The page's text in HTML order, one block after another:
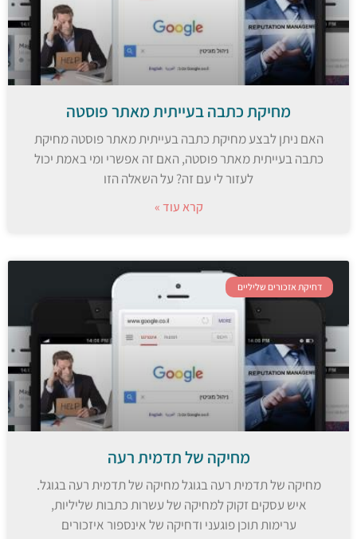
מחיקת כתבה בעייתית מאתר פוסטה
האם ניתן לבצע מחיקת כתבה בעייתית מאתר פוסטה מחיקת
כתבה בעייתית מאתר פוסטה, האם זה אפשרי ומי באמת יכול
לעזור לי עם זה? על השאלה הזו
קרא עוד »
דחיקת אזכורים שליליים
מחיקה של תדמית רעה
מחיקה של תדמית רעה בגוגל מחיקה של תדמית רעה בגוגל.
איש עסקים זקוק למחיקה של עשרות כתבות שליליות,
ערימות תוכן פוגעני ודחיקה של אינספור איזכורים